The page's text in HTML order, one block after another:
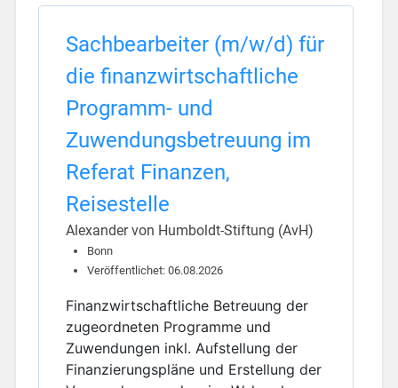
Sachbearbeiter (m/w/d) für
die finanzwirtschaftliche
Programm- und
Zuwendungsbetreuung im
Referat Finanzen,
Reisestelle
Alexander von Humboldt-Stiftung (AvH)
Bonn
Veröffentlichet: 06.08.2026
Finanzwirtschaftliche Betreuung der
zugeordneten Programme und
Zuwendungen inkl. Aufstellung der
Finanzierungspläne und Erstellung der